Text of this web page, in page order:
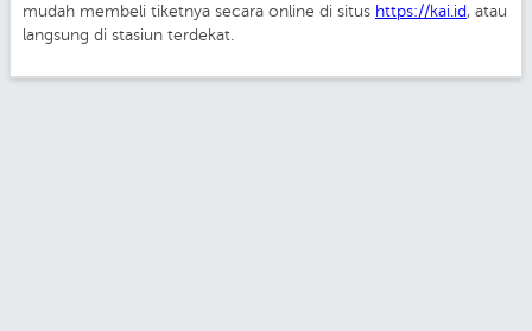
mudah membeli tiketnya secara online di situs https://kai.id, atau
langsung di stasiun terdekat.